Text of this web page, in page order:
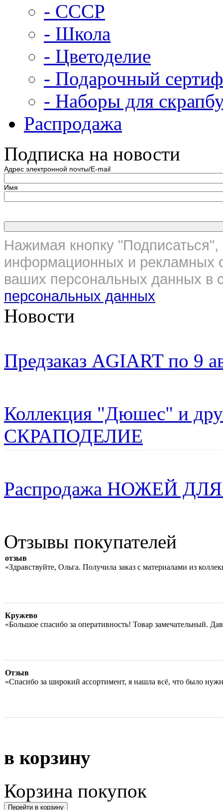
- СССР
- Школа
- Цветоделие
- Подарочный
- Наборы для
Распродажа
Подписка на новости
Адрес электронной почты/E-mail
Имя
Нажимая кнопку
информационных и рекламных
ваших персональных данных в
персональных данных
Новости
Предзаказ AGIART по 9
Коллекция "Дюшес" и
СКРАПОДЕЛИЕ
Распродажа НОЖЕЙ
Отзывы покупателей
отзыв
«Здравствуйте, Ольга. Получила заказ с материалами из
Кружево
«Большое спасибо за оперативность! Товар замечательный.
Отзыв
«Спасибо за широкий ассортимент, я нашла всё, что было
в корзину
Корзина покупок
Перейти в корзину